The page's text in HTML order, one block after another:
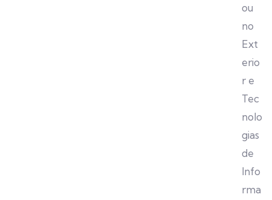
ou
no
Ext
erio
r e
Tec
nolo
gias
de
Info
rma